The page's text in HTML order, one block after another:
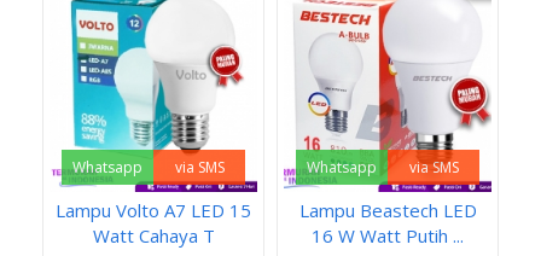
Whatsapp via SMS
Lampu Volto A7 LED 15
Watt Cahaya T
Whatsapp via SMS
Lampu Beastech LED
16 W Watt Putih ...